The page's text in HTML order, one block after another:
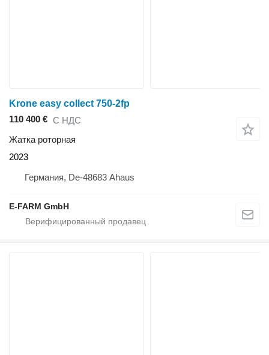
Krone easy collect 750-2fp
110 400 € С НДС
Жатка роторная
2023
Германия, De-48683 Ahaus
E-FARM GmbH